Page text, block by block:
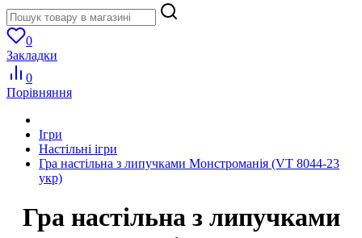
0
Закладки
0
Порівняння
Ігри
Настільні ігри
Гра настільна з липучками Монстроманія (VT 8044-23
укр)
Гра настільна з липучками